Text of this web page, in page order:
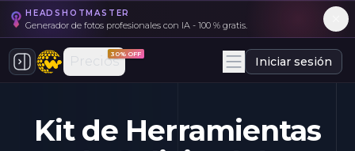
HEADSHOTMASTER
Generador de fotos profesionales con IA - 100 % gratis.
Precios30% OFF
Iniciar sesión
Kit de Herramientas